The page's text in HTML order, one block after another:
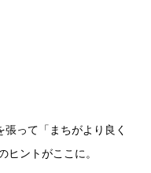
って「まちがより良く
ヒントがここに。